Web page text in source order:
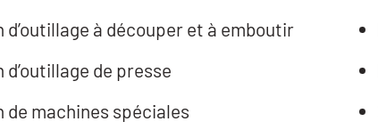
à découper et à emboutir
de presse
machines spéciales